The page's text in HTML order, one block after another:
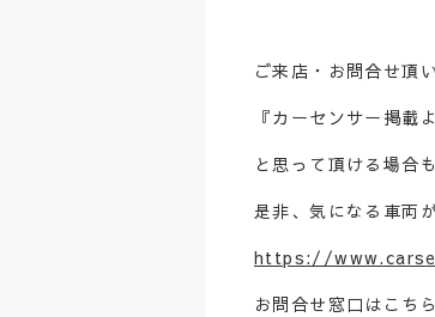
ご来店・お問合せ頂
『カーセンサー掲載
と思って頂ける場合
是非、気になる車両
https://
お問合せ窓口はこちら